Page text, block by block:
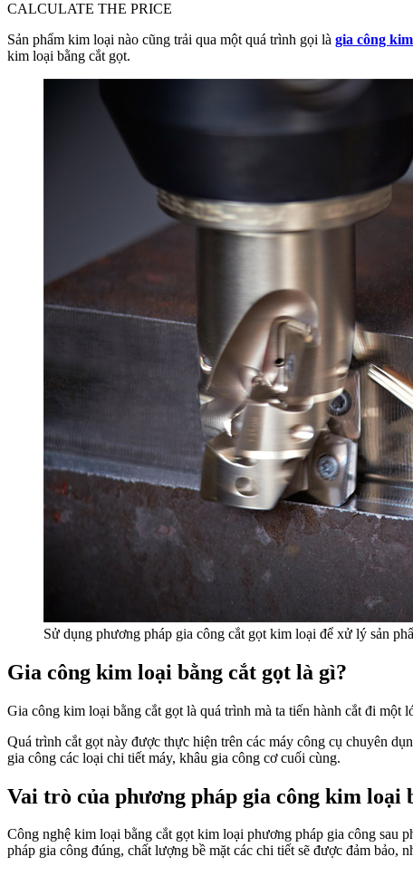
CALCULATE THE PRICE
Sản phẩm kim loại nào cũng trải qua một quá trình gọi là gia công
kim loại bằng cắt gọt.
Sử dụng phương pháp gia công cắt gọt kim loại để xử lý sản
Gia công kim loại bằng cắt gọt là gì?
Gia công kim loại bằng cắt gọt là quá trình mà ta tiến hành cắt đi
Quá trình cắt gọt này được thực hiện trên các máy công cụ chuyên
gia công các loại chi tiết máy, khâu gia công cơ cuối cùng.
Vai trò của phương pháp gia công kim loại
Công nghệ kim loại bằng cắt gọt kim loại phương pháp gia công sau
pháp gia công đúng, chất lượng bề mặt các chi tiết sẽ được đảm bảo,